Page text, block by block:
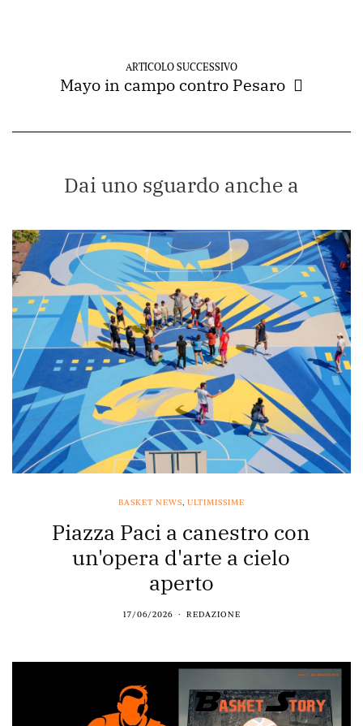
ARTICOLO SUCCESSIVO
Mayo in campo contro Pesaro
Dai uno sguardo anche a
BASKET NEWS, ULTIMISSIME
Piazza Paci a canestro con
un'opera d'arte a cielo
aperto
17/06/2026 REDAZIONE